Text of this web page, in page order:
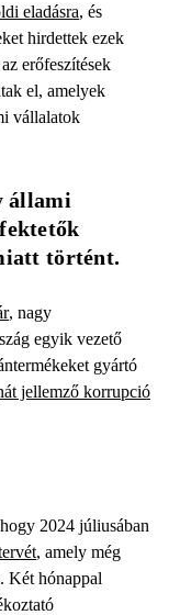
eladásra, és
hirdettek ezek
erőfeszítések
el, amelyek
vállalatok
állami
történt.
, nagy
egyik vezető
gyártó
jellemző korrupció
2024 júliusában
, amely még
Két hónappal